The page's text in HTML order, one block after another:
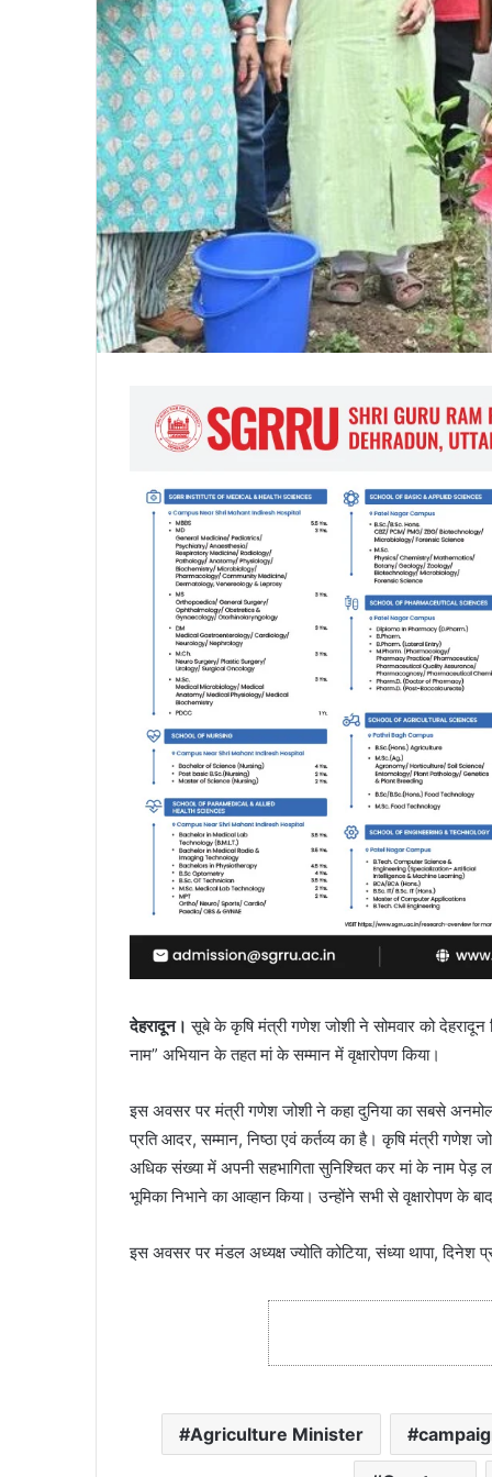
देहरादून। सूबे के कृषि मंत्री गणेश जोशी ने सोमवार को देहरादून
नाम” अभियान के तहत मां के सम्मान में वृक्षारोपण किया।
इस अवसर पर मंत्री गणेश जोशी ने कहा दुनिया का सबसे अनमोल
प्रति आदर, सम्मान, निष्ठा एवं कर्तव्य का है। कृषि मंत्री गणेश
अधिक संख्या में अपनी सहभागिता सुनिश्चित कर मां के नाम
भूमिका निभाने का आव्हान किया। उन्होंने सभी से वृक्षारोपण के
इस अवसर पर मंडल अध्यक्ष ज्योति कोटिया, संध्या थापा, दिनेश
Agriculture Minister